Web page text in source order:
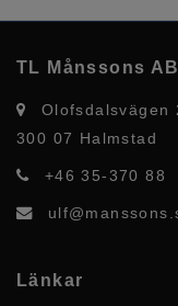
TL Månssons AB
Olofsdalsvägen
300 07 Halmstad
+46 35-370 88
Länkar